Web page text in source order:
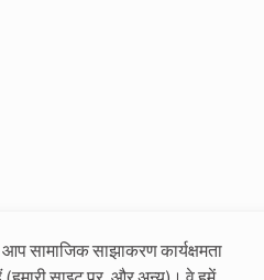
सामाजिक साझाकरण कार्यक्षमता